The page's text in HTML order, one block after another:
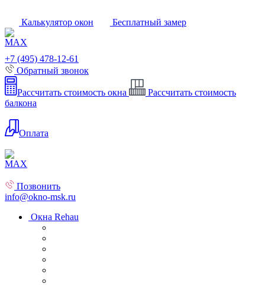
Калькулятор окон Бесплатный замер
+7 (495) 478-12-61
Обратный звонок
Рассчитать стоимость окна
Рассчитать стоимость
балкона
Оплата
Позвонить
info@okno-msk.ru
Окна Rehau